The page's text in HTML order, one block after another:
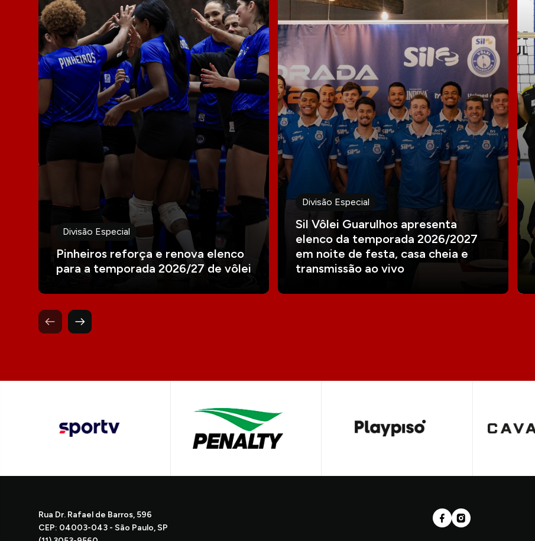
Divisão Especial
Pinheiros reforça e renova elenco
para a temporada 2026/27 de vôlei
Divisão Especial
Sil Vôlei Guarulhos apresenta
elenco da temporada 2026/2027
em noite de festa, casa cheia e
transmissão ao vivo
Rua Dr. Rafael de Barros, 596
CEP: 04003-043 - São Paulo, SP